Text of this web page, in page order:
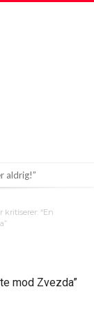
aldrig!”
andre står på
kritiserer: “En
mod Zvezda”